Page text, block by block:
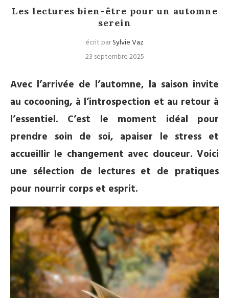
Littérature
Les lectures bien-être pour un automne
serein
écrit parSylvie Vaz
23 septembre 2025
Avec l’arrivée de l’automne, la saison invite
au cocooning, à l’introspection et au retour à
l’essentiel. C’est le moment idéal pour
prendre soin de soi, apaiser le stress et
accueillir le changement avec douceur. Voici
une sélection de lectures et de pratiques
pour nourrir corps et esprit.